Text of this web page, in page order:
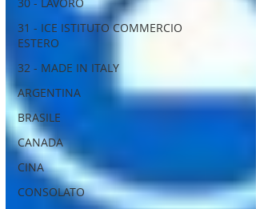
31 - ICE ISTITUTO COMMERCIO
ESTERO
32 - MADE IN ITALY
ARGENTINA
BRASILE
CANADA
CINA
CONSOLATO